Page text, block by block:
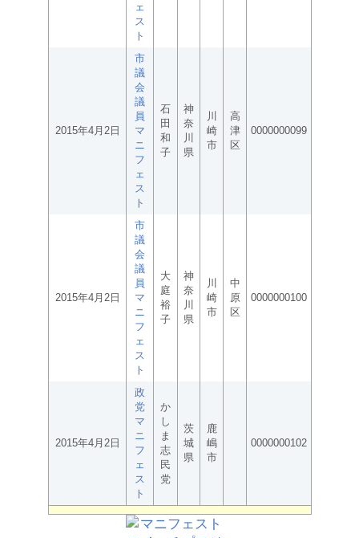
ェ
ス
ト
2015年4月2日
市
議
会
議
員
マ
ニ
フ
ェ
ス
ト
石
田
和
子
神
奈
川
県
川
崎
市
高
津
区
0000000099
2015年4月2日
市
議
会
議
員
マ
ニ
フ
ェ
ス
ト
大
庭
裕
子
神
奈
川
県
川
崎
市
中
原
区
0000000100
2015年4月2日
政
党
マ
ニ
フ
ェ
ス
ト
か
し
ま
志
民
党
茨
城
県
鹿
嶋
市
0000000102